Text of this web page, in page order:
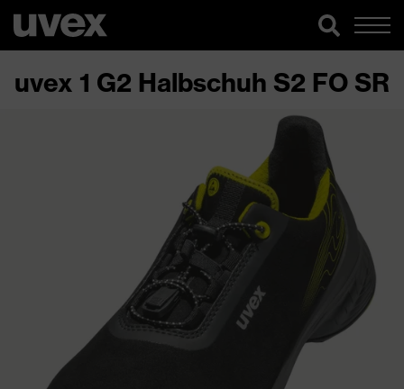
uvex 1 G2 Halbschuh S2 FO SR